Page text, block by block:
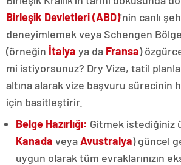
Birleşik Devletleri (ABD)'nin canlı
deneyimlemek veya Schengen
(örneğin İtalya ya da Fransa)
mi istiyorsunuz? Dry Vize, tatil
altına alarak vize başvuru sürecinin
için basitleştirir.
Belge Hazırlığı: Gitmek istediğiniz
Kanada veyaAvustralya) güncel
uygun olarak tüm evraklarınızın